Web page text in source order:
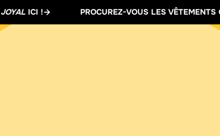
PROCUREZ-VOUS LES VÊTEMENTS OFFICIELS DE